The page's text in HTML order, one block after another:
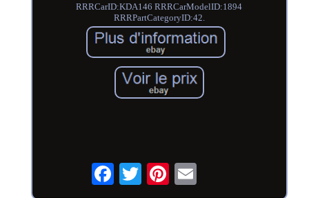
RRRCarID:KDA146 RRRCarModelID:1894
RRRPartCategoryID:42.